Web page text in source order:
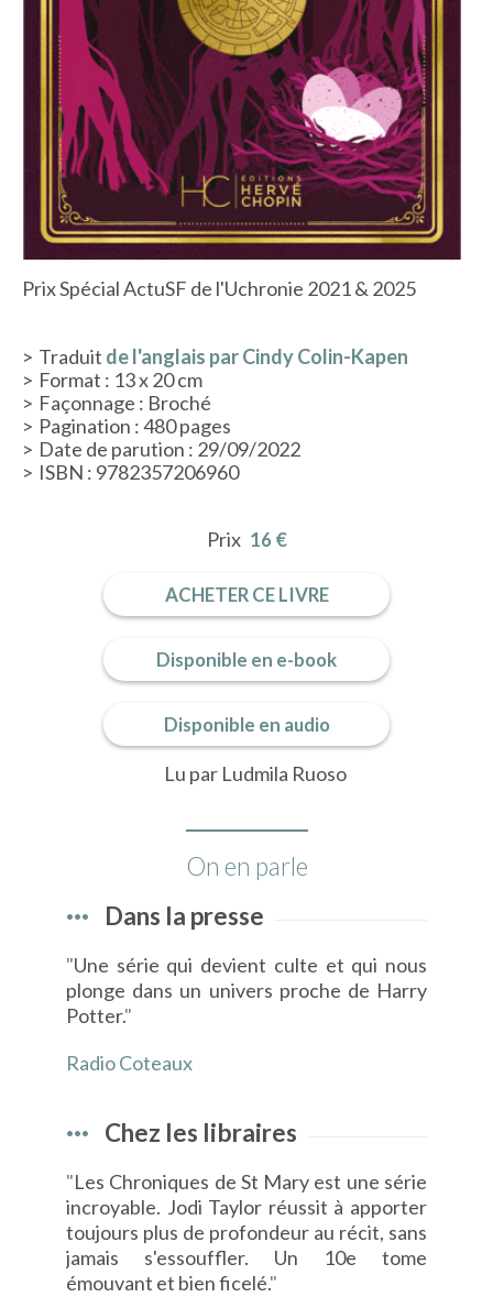
Prix Spécial ActuSF de l'Uchronie 2021 & 2025
Traduit de l'anglais par Cindy Colin-Kapen
Format : 13 x 20 cm
Façonnage : Broché
Pagination : 480 pages
Date de parution : 29/09/2022
ISBN : 9782357206960
Prix 16 €
ACHETER CE LIVRE
Disponible en e-book
Disponible en audio
Lu par Ludmila Ruoso
On en parle
Dans la presse
"Une série qui devient culte et qui nous
plonge dans un univers proche de Harry
Potter."
Radio Coteaux
Chez les libraires
"Les Chroniques de St Mary est une série
incroyable. Jodi Taylor réussit à apporter
toujours plus de profondeur au récit, sans
jamais s'essouffler. Un 10e tome
émouvant et bien ficelé."